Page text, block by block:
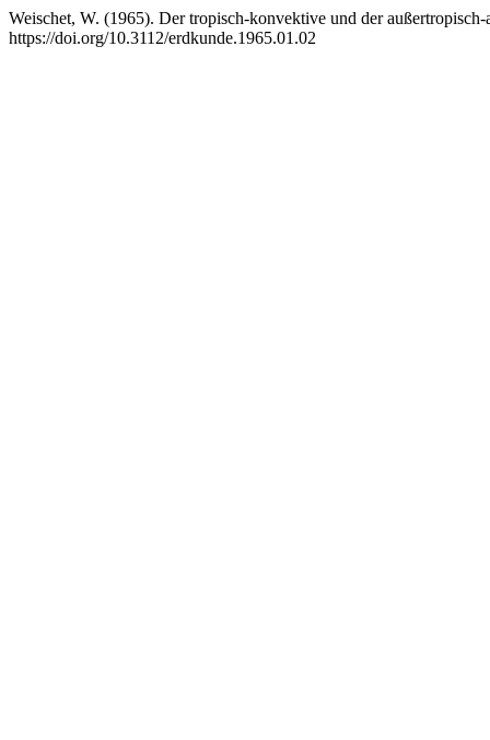
Weischet, W. (1965). Der tropisch-konvektive und der
https://doi.org/10.3112/erdkunde.1965.01.02